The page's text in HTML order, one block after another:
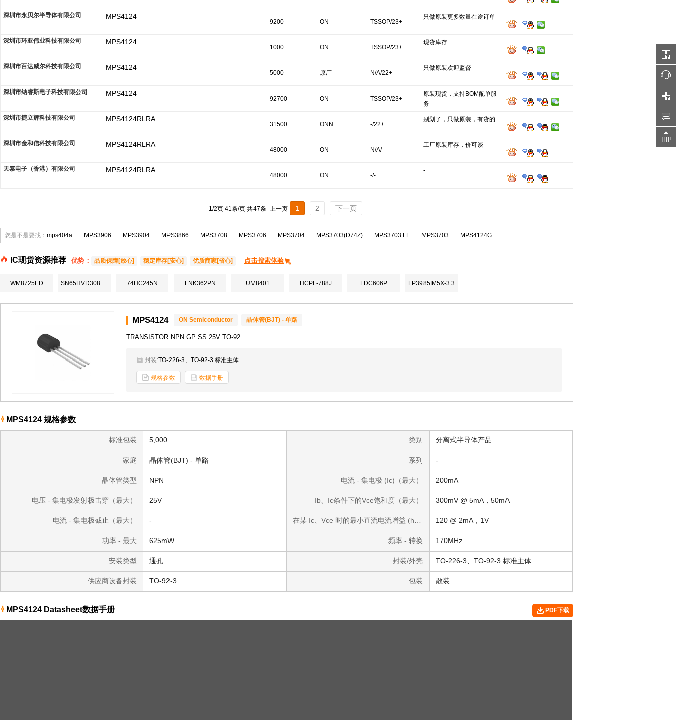
深圳市永贝尔半导体有限公司 MPS4124
9200 ON TSSOP/23+
只做原装更多数量在途订单
深圳市环亚伟业科技有限公司 MPS4124
1000 ON TSSOP/23+
现货库存
深圳市百达威尔科技有限公司 MPS4124
5000 原厂 N/A/22+
只做原装欢迎监督
深圳市纳睿斯电子科技有限公司 MPS4124
92700 ON TSSOP/23+
原装现货，支持BOM配单服
务
深圳市捷立辉科技有限公司
MPS4124RLRA
31500 ONN -/22+
别划了，只做原装，有货的
深圳市金和信科技有限公司 MPS4124RLRA
48000 ON N/A/-
工厂原装库存，价可谈
天泰电子（香港）有限公司 MPS4124RLRA
48000 ON -/-
-
1/2页 41条/页 共47条 上一页 1 2 下一页
您是不是要找： mps404a MPS3906 MPS3904 MPS3866 MPS3708 MPS3706 MPS3704 MPS3703(D74Z) MPS3703 LF MPS3703 MPS4124G
IC现货资源推荐 优势： 品质保障[放心] 稳定库存[安心] 优质商家[省心] 点击搜索体验
WM8725ED SN65HVD3082ED 74HC245N LNK362PN UM8401 HCPL-788J FDC606P LP3985IM5X-3.3
MPS4124 ON Semiconductor 晶体管(BJT) - 单路
TRANSISTOR NPN GP SS 25V TO-92
封装:TO-226-3、TO-92-3 标准主体
规格参数 数据手册
MPS4124 规格参数
标准包装 5,000 类别 分离式半导体产品
家庭 晶体管(BJT) - 单路 系列 -
晶体管类型 NPN 电流 - 集电极 (Ic)（最大） 200mA
电压 - 集电极发射极击穿（最大） 25V Ib、Ic条件下的Vce饱和度（最大） 300mV @ 5mA，50mA
电流 - 集电极截止（最大） - 120 @ 2mA，1V
功率 - 最大 625mW 频率 - 转换 170MHz
安装类型 通孔 封装/外壳 TO-226-3、TO-92-3 标准主体
供应商设备封装 TO-92-3 包装 散装
MPS4124 Datasheet数据手册 PDF下载